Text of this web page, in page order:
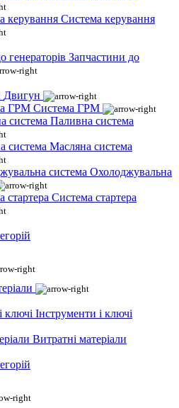
Система керування
Запчастини до
Двигун
Система ГРМ
Паливна система
Масляна система
Охолоджувальна
Система стартера
Інструменти і ключі
Витратні матеріали